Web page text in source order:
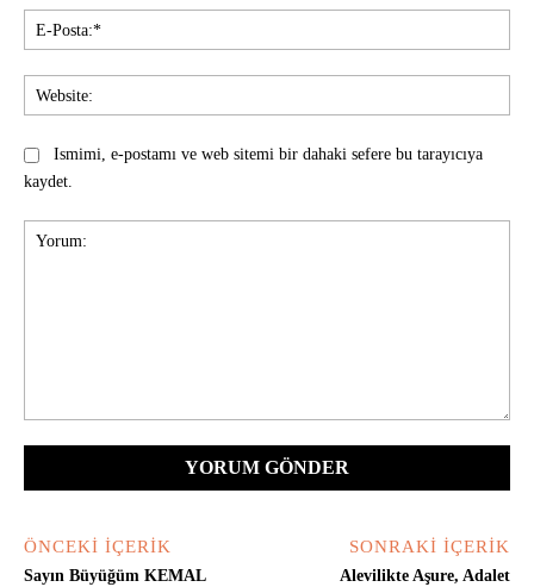
Ismimi, e-postamı ve web sitemi bir dahaki sefere bu tarayıcıya
kaydet.
ÖNCEKI İÇERIK
Sayın Büyüğüm KEMAL
SONRAKI İÇERIK
Alevilikte Aşure, Adalet